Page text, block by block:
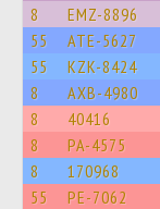
8 EMZ-8896
55 ATE-5627
55 KZK-8424
8 AXB-4980
8 40416
8 PA-4575
8 170968
55 PE-7062